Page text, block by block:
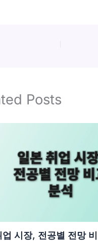
Posts
업 시장, 전공별 전망